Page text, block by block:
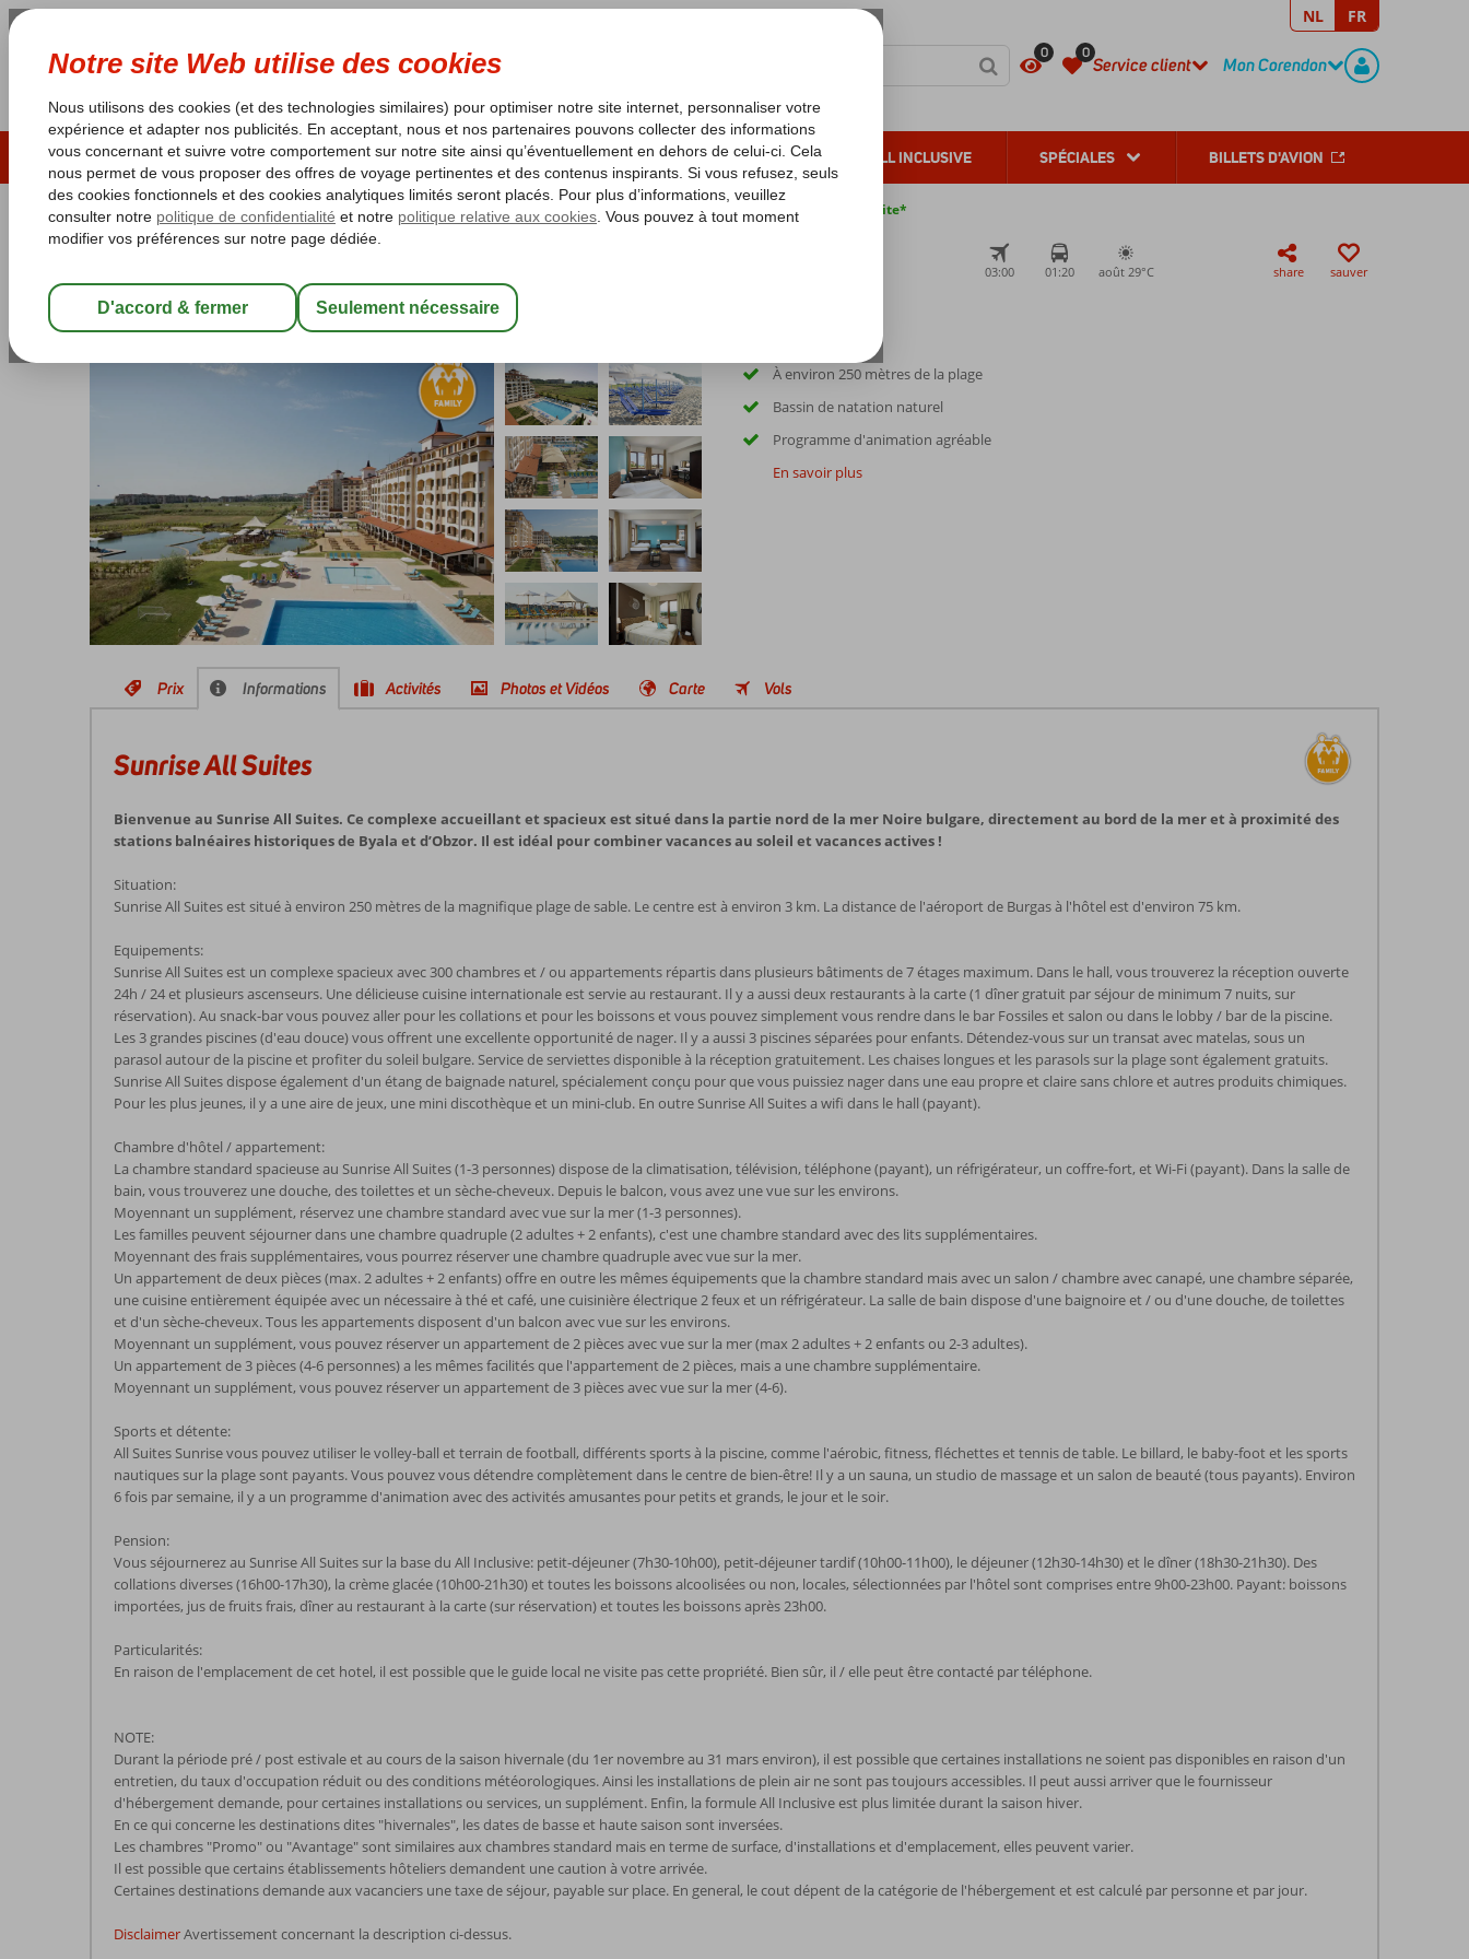
0 0
Service client
CONTACT
Mon Corendon
REGISTERNL FR
ÉTÉ 2026 LAST MINUTES SOLEIL D'HIVER VACANCES AU SOLEIL ALL INCLUSIVE SPÉCIALES BILLETS D'AVION
Les garanties de vacances Garantie du prix le plus bas* Pas de surcharge carburant Annulation gratuite*
Sunrise All Suites
03:00 01:20 août 29°C share sauver
À environ 250 mètres de la plage
Bassin de natation naturel
Programme d'animation agréable
En savoir plus
Prix Informations Activités Photos et Vidéos Carte Vols
Sunrise All Suites
Bienvenue au Sunrise All Suites. Ce complexe accueillant et spacieux est situé dans la partie nord de la mer Noire bulgare, directement au bord de la mer et à proximité des
stations balnéaires historiques de Byala et d’Obzor. Il est idéal pour combiner vacances au soleil et vacances actives !
Situation:
Sunrise All Suites est situé à environ 250 mètres de la magnifique plage de sable. Le centre est à environ 3 km. La distance de l'aéroport de Burgas à l'hôtel est d'environ 75 km.
Equipements:
Sunrise All Suites est un complexe spacieux avec 300 chambres et / ou appartements répartis dans plusieurs bâtiments de 7 étages maximum. Dans le hall, vous trouverez la réception ouverte
24h / 24 et plusieurs ascenseurs. Une délicieuse cuisine internationale est servie au restaurant. Il y a aussi deux restaurants à la carte (1 dîner gratuit par séjour de minimum 7 nuits, sur
réservation). Au snack-bar vous pouvez aller pour les collations et pour les boissons et vous pouvez simplement vous rendre dans le bar Fossiles et salon ou dans le lobby / bar de la piscine.
Les 3 grandes piscines (d'eau douce) vous offrent une excellente opportunité de nager. Il y a aussi 3 piscines séparées pour enfants. Détendez-vous sur un transat avec matelas, sous un
parasol autour de la piscine et profiter du soleil bulgare. Service de serviettes disponible à la réception gratuitement. Les chaises longues et les parasols sur la plage sont également gratuits.
Sunrise All Suites dispose également d'un étang de baignade naturel, spécialement conçu pour que vous puissiez nager dans une eau propre et claire sans chlore et autres produits chimiques.
Pour les plus jeunes, il y a une aire de jeux, une mini discothèque et un mini-club. En outre Sunrise All Suites a wifi dans le hall (payant).
Chambre d'hôtel / appartement:
La chambre standard spacieuse au Sunrise All Suites (1-3 personnes) dispose de la climatisation, télévision, téléphone (payant), un réfrigérateur, un coffre-fort, et Wi-Fi (payant). Dans la salle de
bain, vous trouverez une douche, des toilettes et un sèche-cheveux. Depuis le balcon, vous avez une vue sur les environs.
Moyennant un supplément, réservez une chambre standard avec vue sur la mer (1-3 personnes).
Les familles peuvent séjourner dans une chambre quadruple (2 adultes + 2 enfants), c'est une chambre standard avec des lits supplémentaires.
Moyennant des frais supplémentaires, vous pourrez réserver une chambre quadruple avec vue sur la mer.
Un appartement de deux pièces (max. 2 adultes + 2 enfants) offre en outre les mêmes équipements que la chambre standard mais avec un salon / chambre avec canapé, une chambre séparée,
une cuisine entièrement équipée avec un nécessaire à thé et café, une cuisinière électrique 2 feux et un réfrigérateur. La salle de bain dispose d'une baignoire et / ou d'une douche, de toilettes
et d'un sèche-cheveux. Tous les appartements disposent d'un balcon avec vue sur les environs.
Moyennant un supplément, vous pouvez réserver un appartement de 2 pièces avec vue sur la mer (max 2 adultes + 2 enfants ou 2-3 adultes).
Un appartement de 3 pièces (4-6 personnes) a les mêmes facilités que l'appartement de 2 pièces, mais a une chambre supplémentaire.
Moyennant un supplément, vous pouvez réserver un appartement de 3 pièces avec vue sur la mer (4-6).
Sports et détente:
All Suites Sunrise vous pouvez utiliser le volley-ball et terrain de football, différents sports à la piscine, comme l'aérobic, fitness, fléchettes et tennis de table. Le billard, le baby-foot et les sports
nautiques sur la plage sont payants. Vous pouvez vous détendre complètement dans le centre de bien-être! Il y a un sauna, un studio de massage et un salon de beauté (tous payants). Environ
6 fois par semaine, il y a un programme d'animation avec des activités amusantes pour petits et grands, le jour et le soir.
Pension:
Vous séjournerez au Sunrise All Suites sur la base du All Inclusive: petit-déjeuner (7h30-10h00), petit-déjeuner tardif (10h00-11h00), le déjeuner (12h30-14h30) et le dîner (18h30-21h30). Des
collations diverses (16h00-17h30), la crème glacée (10h00-21h30) et toutes les boissons alcoolisées ou non, locales, sélectionnées par l'hôtel sont comprises entre 9h00-23h00. Payant: boissons
importées, jus de fruits frais, dîner au restaurant à la carte (sur réservation) et toutes les boissons après 23h00.
Particularités:
En raison de l'emplacement de cet hotel, il est possible que le guide local ne visite pas cette propriété. Bien sûr, il / elle peut être contacté par téléphone.
NOTE:
Durant la période pré / post estivale et au cours de la saison hivernale (du 1er novembre au 31 mars environ), il est possible que certaines installations ne soient pas disponibles en raison d'un
entretien, du taux d'occupation réduit ou des conditions météorologiques. Ainsi les installations de plein air ne sont pas toujours accessibles. Il peut aussi arriver que le fournisseur
d'hébergement demande, pour certaines installations ou services, un supplément. Enfin, la formule All Inclusive est plus limitée durant la saison hiver.
En ce qui concerne les destinations dites "hivernales", les dates de basse et haute saison sont inversées.
Les chambres "Promo" ou "Avantage" sont similaires aux chambres standard mais en terme de surface, d'installations et d'emplacement, elles peuvent varier.
Il est possible que certains établissements hôteliers demandent une caution à votre arrivée.
Certaines destinations demande aux vacanciers une taxe de séjour, payable sur place. En general, le cout dépent de la catégorie de l'hébergement et est calculé par personne et par jour.
DisclaimerAvertissement concernant la description ci-dessus.